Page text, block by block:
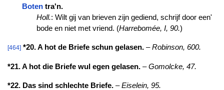
Botentra'n.
Holl.: Wilt gij van brieven zijn gediend, schrijf door een'
bode en niet met vriend. (Harrebomée, I, 90.)
[464]*20. A hot de Briefe schun gelasen.–Robinson, 600.
*21. A hot die Briefe wul egen gelasen.–Gomolcke, 47.
*22. Das sind schlechte Briefe.–Eiselein, 95.